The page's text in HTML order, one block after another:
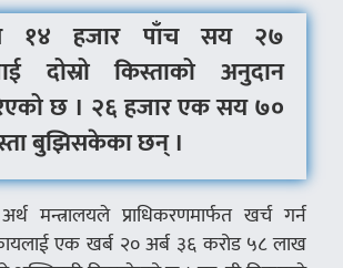
१४ हजार पाँच सय २७
दोस्रो किस्ताको अनुदान
छ । २६ हजार एक सय ७०
बुझिसकेका छन् ।
मन्त्रालयले प्राधिकरणमार्फत खर्च गर्न
एक खर्ब २० अर्ब ३६ करोड ५८ लाख